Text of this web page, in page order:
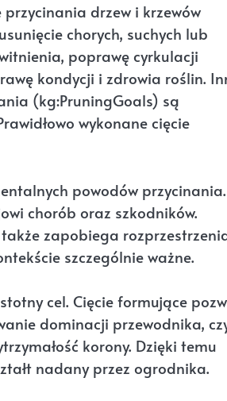
przycinania drzew i krzewów
chorych, suchych lub
poprawę cyrkulacji
kondycji i zdrowia roślin.
(kg:PruningGoals) są
wykonane cięcie
powodów przycinania.
chorób oraz szkodników.
zapobiega
szczególnie ważne.
cel. Cięcie formujące
dominacji przewodnika,
korony. Dzięki temu
nadany przez ogrodnika.